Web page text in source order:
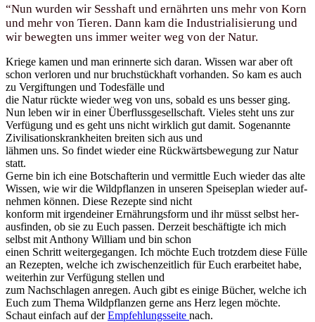
“Nun wur­den wir Sess­haft und ernähr­ten uns mehr von Korn
und mehr von Tie­ren. Dann kam die Indus­tria­li­sie­rung und
wir beweg­ten uns immer wei­ter weg von der Natur.
Krie­ge kamen und man erin­ner­te sich dar­an. Wis­sen war aber oft
schon ver­lo­ren und nur bruch­stück­haft vor­han­den. So kam es auch
zu Ver­gif­tun­gen und Todes­fäl­le und
die Natur rück­te wie­der weg von uns, sobald es uns bes­ser ging.
Nun leben wir in einer Über­fluss­ge­sell­schaft. Vie­les steht uns zur
Ver­fü­gung und es geht uns nicht wirk­lich gut damit. Soge­nann­te
Zivi­li­sa­ti­ons­krank­hei­ten brei­ten sich aus und
läh­men uns. So fin­det wie­der eine Rück­wärts­be­we­gung zur Natur
statt.
Ger­ne bin ich eine Bot­schaf­te­rin und ver­mitt­le Euch wie­der das alte
Wis­sen, wie wir die Wild­pflan­zen in unse­ren Spei­se­plan wie­der auf­
neh­men kön­nen. Die­se Rezep­te sind nicht
kon­form mit irgend­ei­ner Ernäh­rungs­form und ihr müsst selbst her­
aus­fin­den, ob sie zu Euch pas­sen. Der­zeit beschäf­tig­te ich mich
selbst mit Antho­ny Wil­liam und bin schon
einen Schritt wei­ter­ge­gan­gen. Ich möch­te Euch trotz­dem die­se Fül­le
an Rezep­ten, wel­che ich zwi­schen­zeit­lich für Euch erar­bei­tet habe,
wei­ter­hin zur Ver­fü­gung stel­len und
zum Nach­schla­gen anre­gen. Auch gibt es eini­ge Bücher, wel­che ich
Euch zum The­ma Wild­pflan­zen ger­ne ans Herz legen möch­te.
Schaut ein­fach auf derEmp­feh­lungs­sei­te nach.